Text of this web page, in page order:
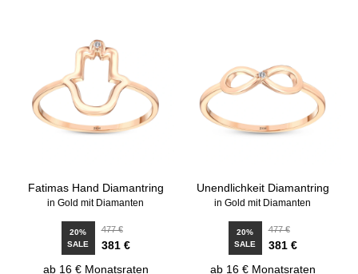
Fatimas Hand Diamantring
in Gold mit Diamanten
20%
SALE
477 €
381 €
ab 16 € Monatsraten
Unendlichkeit Diamantring
in Gold mit Diamanten
20%
SALE
477 €
381 €
ab 16 € Monatsraten